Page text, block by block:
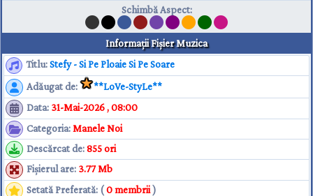
Schimbă Aspect:
Informaţii Fişier Muzica
Titlu:Stefy - Si Pe Ploaie Si Pe Soare
Adăugat de:
**LoVe-StyLe**
Data: 31-Mai-2026 , 08:00
Categoria: Manele Noi
Descărcat de:855 ori
Fişierul are: 3.77 Mb
Setată Preferată: (0 membrii )